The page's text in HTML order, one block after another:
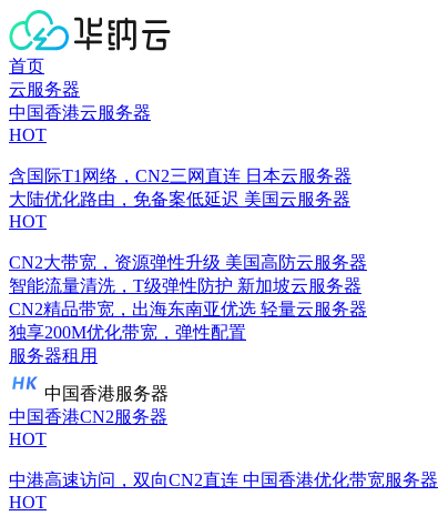
首页
云服务器
中国香港云服务器
HOT
含国际T1网络，CN2三网直连 日本云服务器
大陆优化路由，免备案低延迟 美国云服务器
HOT
CN2大带宽，资源弹性升级 美国高防云服务器
智能流量清洗，T级弹性防护 新加坡云服务器
CN2精品带宽，出海东南亚优选 轻量云服务器
独享200M优化带宽，弹性配置
服务器租用
中国香港服务器
中国香港CN2服务器
HOT
中港高速访问，双向CN2直连 中国香港优化带宽服务器
HOT